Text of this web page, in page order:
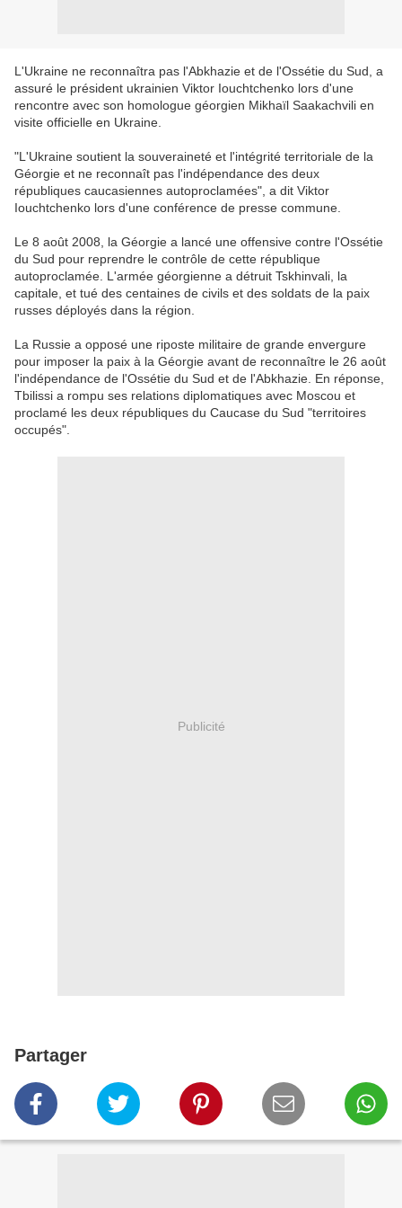
L'Ukraine ne reconnaîtra pas l'Abkhazie et de l'Ossétie du Sud, a
assuré le président ukrainien Viktor Iouchtchenko lors d'une
rencontre avec son homologue géorgien Mikhaïl Saakachvili en
visite officielle en Ukraine.
"L'Ukraine soutient la souveraineté et l'intégrité territoriale de la
Géorgie et ne reconnaît pas l'indépendance des deux
républiques caucasiennes autoproclamées", a dit Viktor
Iouchtchenko lors d'une conférence de presse commune.
Le 8 août 2008, la Géorgie a lancé une offensive contre l'Ossétie
du Sud pour reprendre le contrôle de cette république
autoproclamée. L'armée géorgienne a détruit Tskhinvali, la
capitale, et tué des centaines de civils et des soldats de la paix
russes déployés dans la région.
La Russie a opposé une riposte militaire de grande envergure
pour imposer la paix à la Géorgie avant de reconnaître le 26 août
l'indépendance de l'Ossétie du Sud et de l'Abkhazie. En réponse,
Tbilissi a rompu ses relations diplomatiques avec Moscou et
proclamé les deux républiques du Caucase du Sud "territoires
occupés".
Publicité
Partager